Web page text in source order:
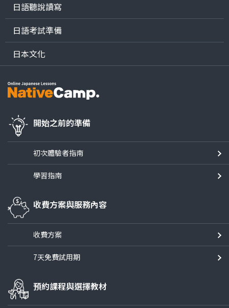
日語聽說讀寫
日語考試準備
日本文化
開始之前的準備
初次體驗者指南
學習指南
收費方案與服務內容
收費方案
7天免費試用期
預約課程與選擇教材